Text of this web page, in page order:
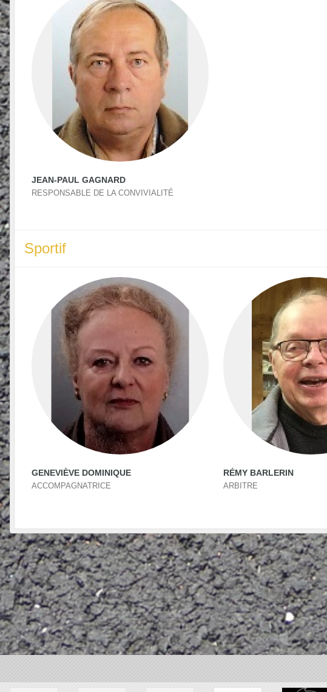
JEAN-PAUL GAGNARD
RESPONSABLE DE LA CONVIVIALITÉ
Sportif
GENEVIÈVE DOMINIQUE
ACCOMPAGNATRICE
RÉMY BARLERIN
ARBITRE